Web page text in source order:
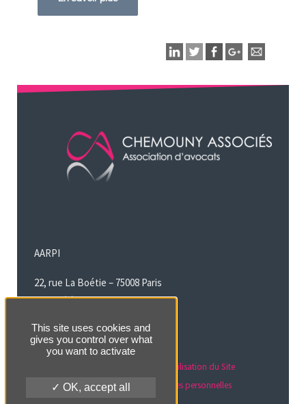
AARPI
22, rue La Boétie – 75008 Paris
T : +33 (0)1 49 24 19 50
/// Politique relative aux cookies
Mentions légales & Conditions d’Utilisation du Site
Politique de protection des données personnelles
This site uses cookies and
gives you control over what
you want to activate
OK, accept all